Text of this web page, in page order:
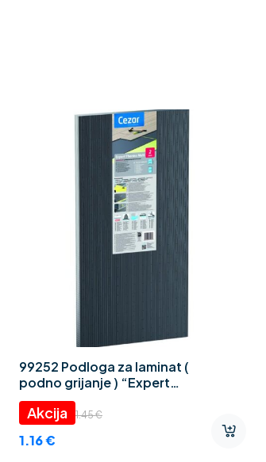
99252 Podloga za laminat (
podno grijanje ) “Expert
Thermo CEZAR” 2 mm
1.45€
1.16€